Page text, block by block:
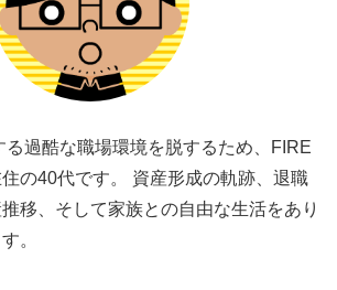
る過酷な職場環境を脱するため、FIRE
の40代です。 資産形成の軌跡、退職
移、そして家族との自由な生活をあり
。